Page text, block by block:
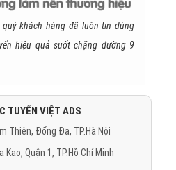
khách hàng đã luôn tin dùng
hiệu quả suốt chặng đường 9
TUYẾN VIỆT ADS
Thiên, Đống Đa, TP.Hà Nội
Quận 1, TP.Hồ Chí Minh